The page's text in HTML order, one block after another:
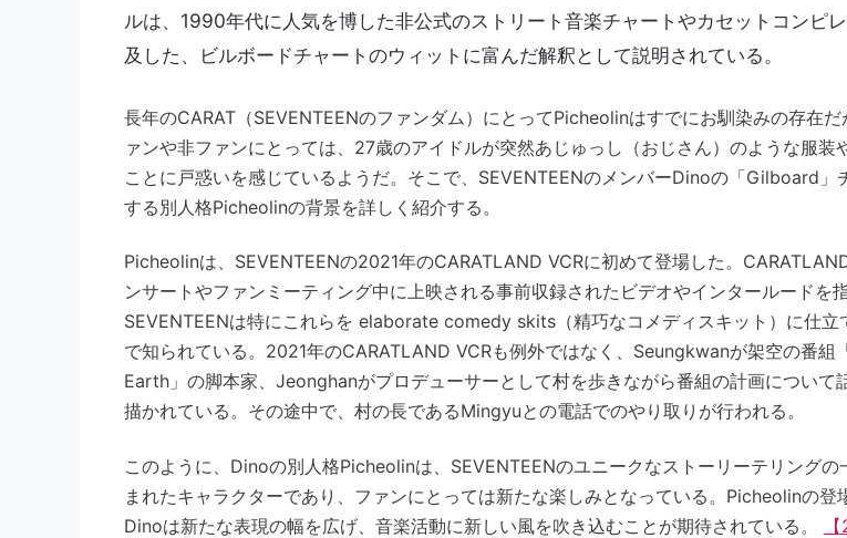
ルは、1990年代に人気を博した非公式のストリート音楽チャートやカセットコンピ
及した、ビルボードチャートのウィットに富んだ解釈として説明されている。
長年のCARAT（SEVENTEENのファンダム）にとってPicheolinはすでにお馴染みの存在だ
ァンや非ファンにとっては、27歳のアイドルが突然あじゅっし（おじさん）のような服装
ことに戸惑いを感じているようだ。そこで、SEVENTEENのメンバーDinoの「Gilboard」
する別人格Picheolinの背景を詳しく紹介する。
Picheolinは、SEVENTEENの2021年のCARATLAND VCRに初めて登場した。
ンサートやファンミーティング中に上映される事前収録されたビデオやインタールードを指
SEVENTEENは特にこれらを elaborate comedy skits（精巧なコメディスキット）に仕立
で知られている。2021年のCARATLAND VCRも例外ではなく、Seungkwanが架空の番組
Earth」の脚本家、Jeonghanがプロデューサーとして村を歩きながら番組の計画について
描かれている。その途中で、村の長であるMingyuとの電話でのやり取りが行われる。
このように、Dinoの別人格Picheolinは、SEVENTEENのユニークなストーリーテリングの
まれたキャラクターであり、ファンにとっては新たな楽しみとなっている。Picheolinの登
Dinoは新たな表現の幅を広げ、音楽活動に新しい風を吹き込むことが期待されている。